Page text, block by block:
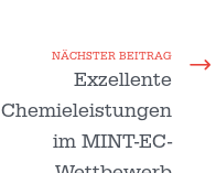
NÄCHSTER BEITRAG
Exzellente
Chemieleistungen
im MINT-EC-